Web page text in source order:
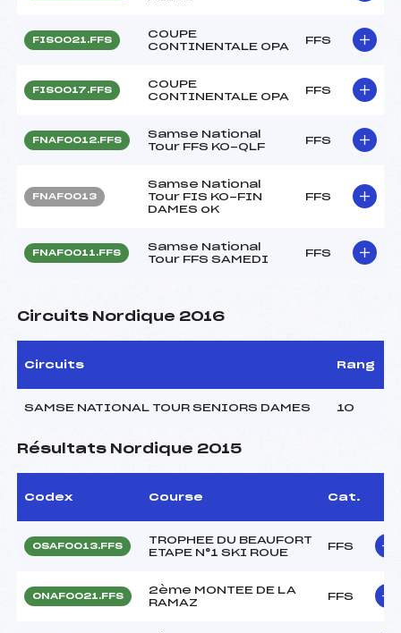
FIS0021.FFS
COUPE
CONTINENTALE OPA
FFS
FIS0017.FFS
COUPE
CONTINENTALE OPA
FFS
FNAF0012.FFS
Samse National
Tour FFS KO-QLF
FFS
FNAF0013
Samse National
Tour FIS KO-FIN
DAMES oK
FFS
FNAF0011.FFS
Samse National
Tour FFS SAMEDI
FFS
Circuits Nordique 2016
Circuits Rang
SAMSE NATIONAL TOUR SENIORS DAMES 10
Résultats Nordique 2015
Codex Course Cat.
OSAF0013.FFS
TROPHEE DU BEAUFORT
ETAPE N°1 SKI ROUE
FFS
ONAF0021.FFS
2ème MONTEE DE LA
RAMAZ
FFS